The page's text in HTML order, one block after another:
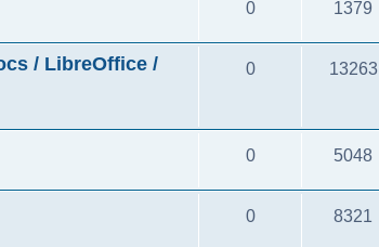
0 1379
/ LibreOffice /
0 13263
0 5048
0 8321